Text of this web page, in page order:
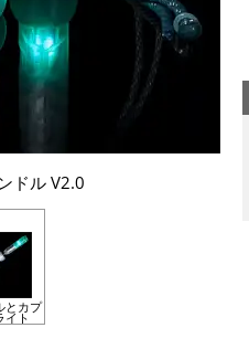
ドル V2.0
とカプ
イト